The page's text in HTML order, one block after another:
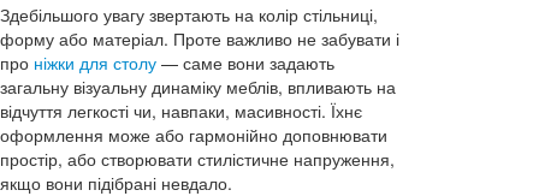
Здебільшого увагу звертають на колір стільниці,
форму або матеріал. Проте важливо не забувати і
про ніжки для столу — саме вони задають
загальну візуальну динаміку меблів, впливають на
відчуття легкості чи, навпаки, масивності. Їхнє
оформлення може або гармонійно доповнювати
простір, або створювати стилістичне напруження,
якщо вони підібрані невдало.